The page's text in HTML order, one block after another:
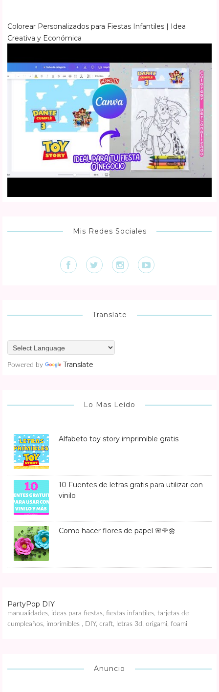
Colorear Personalizados para Fiestas Infantiles | Idea
Creativa y Económica
Mis Redes Sociales
Translate
Powered by Translate
Lo Mas Leído
Alfabeto toy story imprimible gratis
10 Fuentes de letras gratis para utilizar con
vinilo
Como hacer flores de papel 🌸🌹🌼
PartyPop DIY
manualidades, ideas para fiestas, fiestas infantiles, tarjetas de
cumpleaños, imprimibles , DIY, craft, letras 3d, origami, foami
Anuncio